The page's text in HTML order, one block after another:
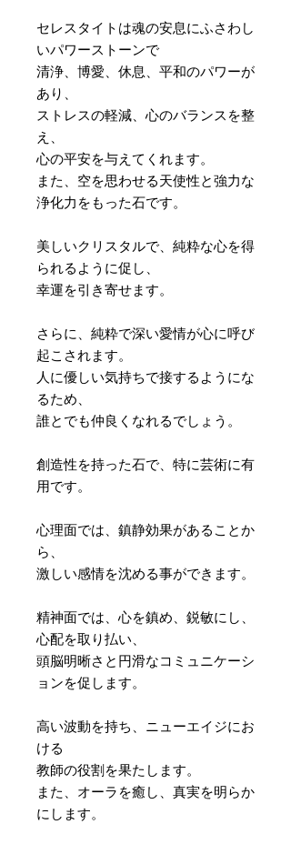
セレスタイトは魂の安息にふさわし
いパワーストーンで
清浄、博愛、休息、平和のパワーが
あり、
ストレスの軽減、心のバランスを整
え、
心の平安を与えてくれます。
また、空を思わせる天使性と強力な
浄化力をもった石です。
美しいクリスタルで、純粋な心を得
られるように促し、
幸運を引き寄せます。
さらに、純粋で深い愛情が心に呼び
起こされます。
人に優しい気持ちで接するようにな
るため、
誰とでも仲良くなれるでしょう。
創造性を持った石で、特に芸術に有
用です。
心理面では、鎮静効果があることか
ら、
激しい感情を沈める事ができます。
精神面では、心を鎮め、鋭敏にし、
心配を取り払い、
頭脳明晰さと円滑なコミュニケーシ
ョンを促します。
高い波動を持ち、ニューエイジにお
ける
教師の役割を果たします。
また、オーラを癒し、真実を明らか
にします。